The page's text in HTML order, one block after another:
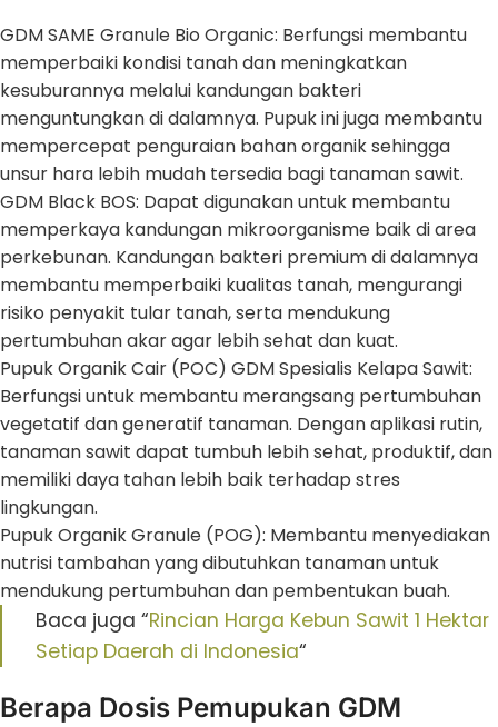
GDM SAME Granule Bio Organic: Berfungsi membantu
memperbaiki kondisi tanah dan meningkatkan
kesuburannya melalui kandungan bakteri
menguntungkan di dalamnya. Pupuk ini juga membantu
mempercepat penguraian bahan organik sehingga
unsur hara lebih mudah tersedia bagi tanaman sawit.
GDM Black BOS: Dapat digunakan untuk membantu
memperkaya kandungan mikroorganisme baik di area
perkebunan. Kandungan bakteri premium di dalamnya
membantu memperbaiki kualitas tanah, mengurangi
risiko penyakit tular tanah, serta mendukung
pertumbuhan akar agar lebih sehat dan kuat.
Pupuk Organik Cair (POC) GDM Spesialis Kelapa Sawit:
Berfungsi untuk membantu merangsang pertumbuhan
vegetatif dan generatif tanaman. Dengan aplikasi rutin,
tanaman sawit dapat tumbuh lebih sehat, produktif, dan
memiliki daya tahan lebih baik terhadap stres
lingkungan.
Pupuk Organik Granule (POG): Membantu menyediakan
nutrisi tambahan yang dibutuhkan tanaman untuk
mendukung pertumbuhan dan pembentukan buah.
Baca juga “Rincian Harga Kebun Sawit 1 Hektar
Setiap Daerah di Indonesia“
Berapa Dosis Pemupukan GDM